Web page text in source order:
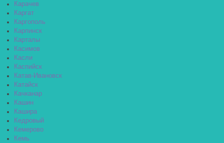
Карачев
Каргат
Каргополь
Карпинск
Карталы
Касимов
Касли
Каспийск
Катав-Ивановск
Катайск
Качканар
Кашин
Кашира
Кедровый
Кемерово
Кемь